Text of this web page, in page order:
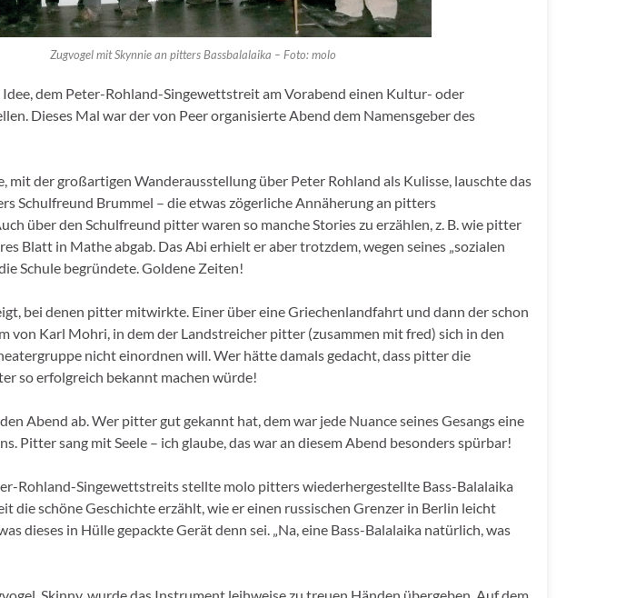
Zugvogel mit Skynnie an pitters Bassbalalaika – Foto: molo
Idee, dem Peter-Rohland-Singewettstreit am Vorabend einen Kultur- oder
Dieses Mal war der von Peer organisierte Abend dem Namensgeber des
mit der großartigen Wanderausstellung über Peter Rohland als Kulisse, lauschte das
Schulfreund Brummel – die etwas zögerliche Annäherung an pitters
über den Schulfreund pitter waren so manche Stories zu erzählen, z. B. wie pitter
Blatt in Mathe abgab. Das Abi erhielt er aber trotzdem, wegen seines „sozialen
Schule begründete. Goldene Zeiten!
bei denen pitter mitwirkte. Einer über eine Griechenlandfahrt und dann der schon
von Karl Mohri, in dem der Landstreicher pitter (zusammen mit fred) sich in den
nicht einordnen will. Wer hätte damals gedacht, dass pitter die
so erfolgreich bekannt machen würde!
Abend ab. Wer pitter gut gekannt hat, dem war jede Nuance seines Gesangs eine
Pitter sang mit Seele – ich glaube, das war an diesem Abend besonders spürbar!
Rohland-Singewettstreits stellte molo pitters wiederhergestellte Bass-Balalaika
die schöne Geschichte erzählt, wie er einen russischen Grenzer in Berlin leicht
dieses in Hülle gepackte Gerät denn sei. „Na, eine Bass-Balalaika natürlich, was